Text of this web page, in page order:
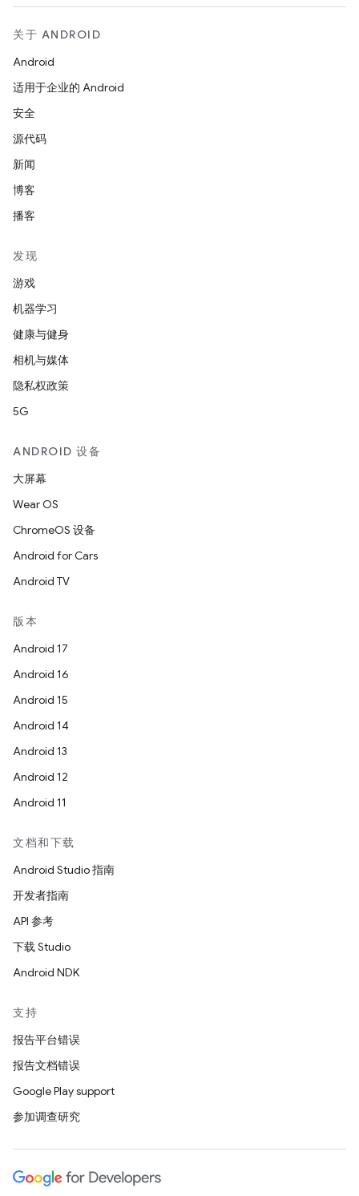
关于 ANDROID
Android
适用于企业的 Android
安全
源代码
新闻
博客
播客
发现
游戏
机器学习
健康与健身
相机与媒体
隐私权政策
5G
ANDROID 设备
大屏幕
Wear OS
ChromeOS 设备
Android for Cars
Android TV
版本
Android 17
Android 16
Android 15
Android 14
Android 13
Android 12
Android 11
文档和下载
Android Studio 指南
开发者指南
API 参考
下载 Studio
Android NDK
支持
报告平台错误
报告文档错误
Google Play support
参加调查研究